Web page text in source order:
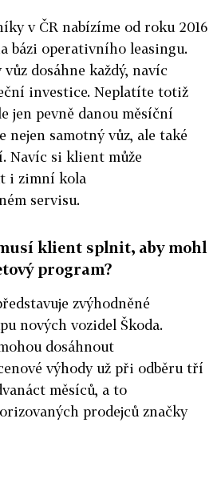
v ČR nabízíme od roku 2016
bázi operativního leasingu.
dosáhne každý, navíc
investice. Neplatíte totiž
jen pevně danou měsíční
nejen samotný vůz, ale také
Navíc si klient může
i zimní kola
servisu.
klient splnit, aby mohl
program?
zvýhodněné
nových vozidel Škoda.
dosáhnout
výhody už při odběru tří
měsíců, a to
prodejců značky